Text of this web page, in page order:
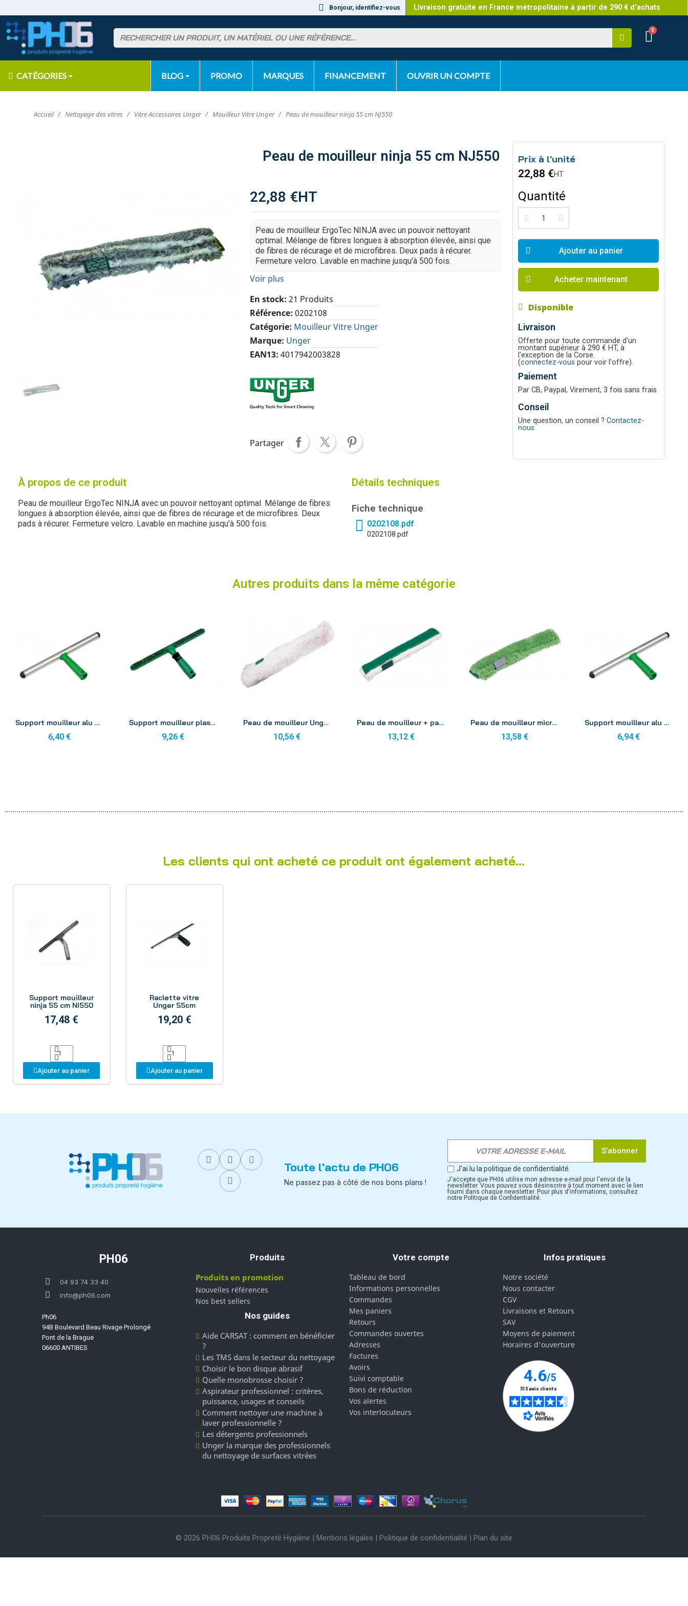
Bonjour, identifiez-vous Livraison gratuite en France métropolitaine à partir de 290 € d'achats
CATÉGORIES BLOG PROMO MARQUES FINANCEMENT OUVRIR UN COMPTE
Accueil Nettoyage des vitres Vitre Accessoires Unger Mouilleur Vitre Unger Peau de mouilleur ninja 55 cm NJ550
Peau de mouilleur ninja 55 cm NJ550
22,88 €HT
Peau de mouilleur ErgoTec NINJA avec un pouvoir nettoyant
optimal. Mélange de fibres longues à absorption élevée, ainsi que
de fibres de récurage et de microfibres. Deux pads à récurer.
Fermeture velcro. Lavable en machine jusqu'à 500 fois.
Voir plus
En stock 21 Produits
Référence 0202108
Catégorie Mouilleur Vitre Unger
Marque Unger
EAN13 4017942003828
Partager
Prix à l'unité
22,88 €HT
Quantité
Ajouter au panier
Acheter maintenant
Disponible
Livraison
Offerte pour toute commande d'un
montant supérieur à 290 € HT, à
l'exception de la Corse.
(connectez-vous pour voir l'offre).
Paiement
Par CB, Paypal, Virement, 3 fois sans frais
Conseil
Une question, un conseil ?Contactez-
nous
À propos de ce produit
Peau de mouilleur ErgoTec NINJA avec un pouvoir nettoyant optimal. Mélange de fibres
longues à absorption élevée, ainsi que de fibres de récurage et de microfibres. Deux
pads à récurer. Fermeture velcro. Lavable en machine jusqu'à 500 fois.
Détails techniques
Fiche technique
0202108.pdf
0202108.pdf
Autres produits dans la même catégorie
Support mouilleur alu Unger 35 cm AT350
6,40 €
Support mouilleur plastique Unger ergotec 35 cm EH350
9,26 €
Peau de mouilleur Unger 35cm WS350
10,56 €
Peau de mouilleur + pad Unger 35cm RS350
13,12 €
Peau de mouilleur microfibre Unger 35 cm NS350
13,58 €
Support mouilleur alu Unger 45cm AT450
6,94 €
Les clients qui ont acheté ce produit ont également acheté...
Support mouilleur
ninja 55 cm NI550
17,48 €
Ajouter au panier
Raclette vitre
Unger 55cm
19,20 €
Ajouter au panier
Toute l'actu de PH06
Ne passez pas à côté de nos bons plans !
S’abonner
J'ai lu la politique de confidentialité.
J'accepte que PH06 utilise mon adresse e-mail pour l'envoi de la
newsletter. Vous pouvez vous désinscrire à tout moment avec le lien
fourni dans chaque newsletter. Pour plus d'informations, consultez
notre Politique de Confidentialité.
PH06
04 93 74 33 40
info@ph06.com
Ph06
94B Boulevard Beau Rivage Prolongé
Pont de la Brague
06600 ANTIBES
Produits
Produits en promotion
Nouvelles références
Nos best sellers
Nos guides
Aide CARSAT : comment en bénéficier
?
Les TMS dans le secteur du nettoyage
Choisir le bon disque abrasif
Quelle monobrosse choisir ?
Aspirateur professionnel : critères,
puissance, usages et conseils
Comment nettoyer une machine à
laver professionnelle ?
Les détergents professionnels
Unger la marque des professionnels
du nettoyage de surfaces vitrées
Votre compte
Tableau de bord
Informations personnelles
Commandes
Mes paniers
Retours
Commandes ouvertes
Adresses
Factures
Avoirs
Suivi comptable
Bons de réduction
Vos alertes
Vos interlocuteurs
Infos pratiques
Notre société
Nous contacter
CGV
Livraisons et Retours
SAV
Moyens de paiement
Horaires d'ouverture
© 2026 PH06 Produits Propreté Hygiène | Mentions légales | Politique de confidentialité | Plan du site